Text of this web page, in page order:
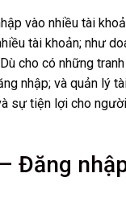
vào nhiều tài
tài khoản; như
cho có những tranh
nhập; và quản lý
sự tiện lợi cho người
Đăng